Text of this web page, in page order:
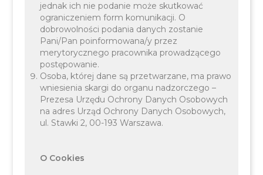
jednak ich nie podanie może skutkować
ograniczeniem form komunikacji. O
dobrowolności podania danych zostanie
Pani/Pan poinformowana/y przez
merytorycznego pracownika prowadzącego
postępowanie.
Osoba, której dane są przetwarzane, ma prawo
wniesienia skargi do organu nadzorczego –
Prezesa Urzędu Ochrony Danych Osobowych
na adres Urząd Ochrony Danych Osobowych,
ul. Stawki 2, 00-193 Warszawa.
O Cookies